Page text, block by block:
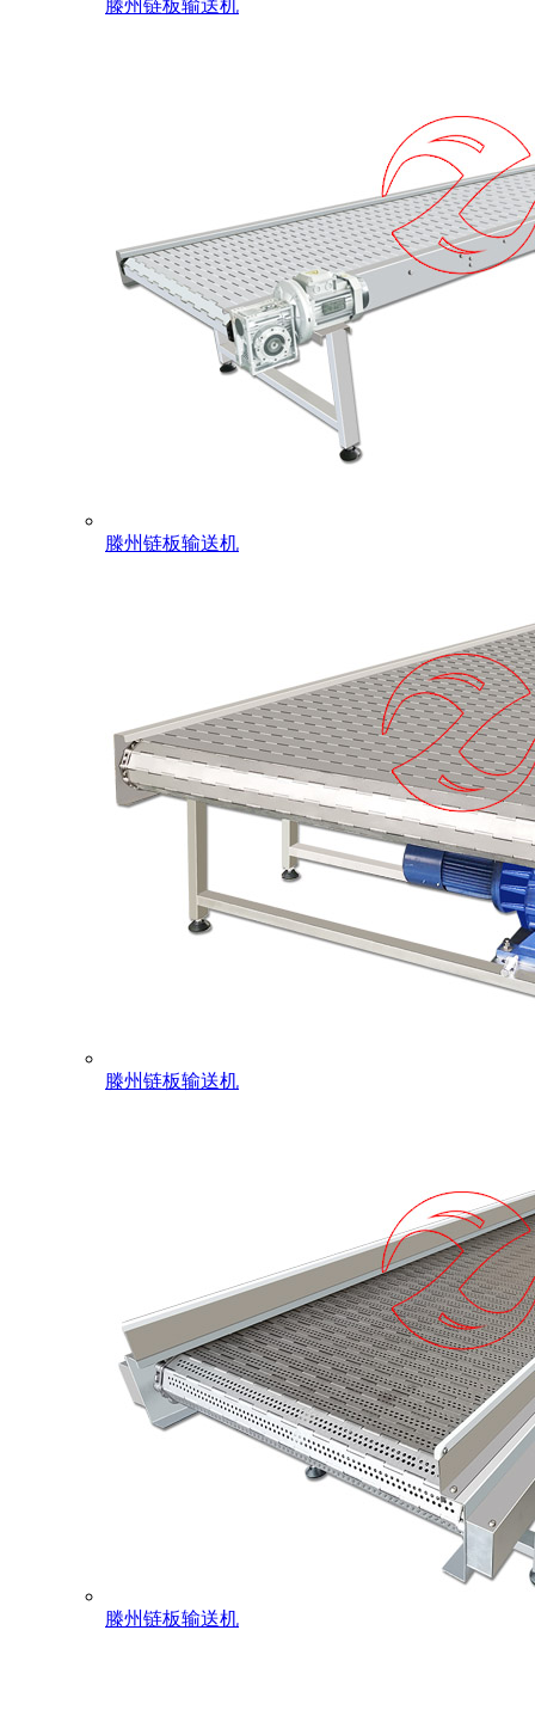
滕州链板输送机
滕州链板输送机
滕州链板输送机
滕州链板输送机